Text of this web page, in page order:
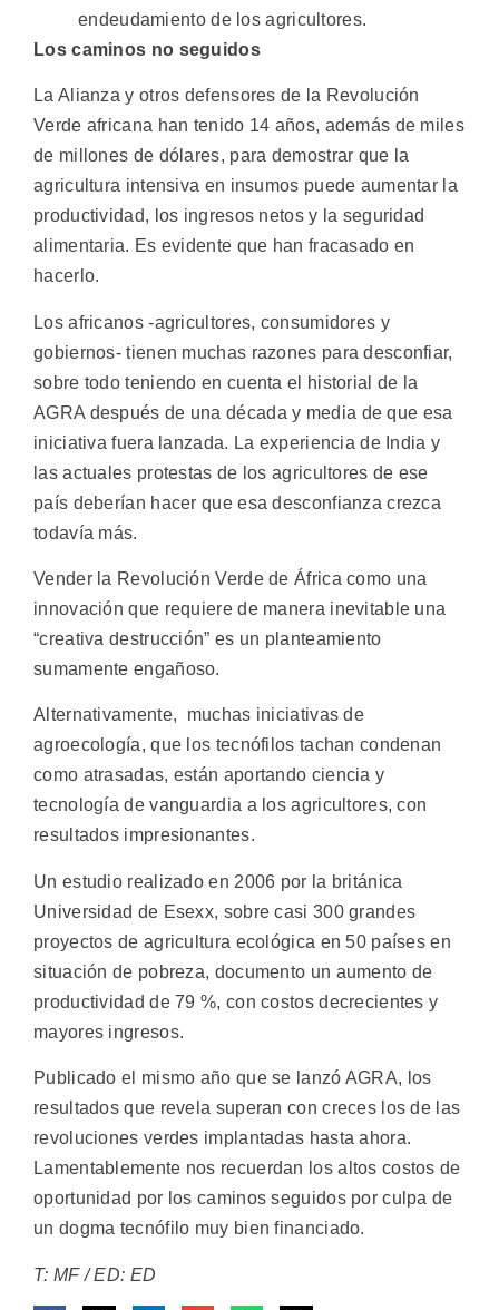
endeudamiento de los agricultores.
Los caminos no seguidos
La Alianza y otros defensores de la Revolución
Verde africana han tenido 14 años, además de miles
de millones de dólares, para demostrar que la
agricultura intensiva en insumos puede aumentar la
productividad, los ingresos netos y la seguridad
alimentaria. Es evidente que han fracasado en
hacerlo.
Los africanos -agricultores, consumidores y
gobiernos- tienen muchas razones para desconfiar,
sobre todo teniendo en cuenta el historial de la
AGRA después de una década y media de que esa
iniciativa fuera lanzada. La experiencia de India y
las actuales protestas de los agricultores de ese
país deberían hacer que esa desconfianza crezca
todavía más.
Vender la Revolución Verde de África como una
innovación que requiere de manera inevitable una
“creativa destrucción” es un planteamiento
sumamente engañoso.
Alternativamente, muchas iniciativas de
agroecología, que los tecnófilos tachan condenan
como atrasadas, están aportando ciencia y
tecnología de vanguardia a los agricultores, con
resultados impresionantes.
Un estudio realizado en 2006 por la británica
Universidad de Esexx, sobre casi 300 grandes
proyectos de agricultura ecológica en 50 países en
situación de pobreza, documento un aumento de
productividad de 79 %, con costos decrecientes y
mayores ingresos.
Publicado el mismo año que se lanzó AGRA, los
resultados que revela superan con creces los de las
revoluciones verdes implantadas hasta ahora.
Lamentablemente nos recuerdan los altos costos de
oportunidad por los caminos seguidos por culpa de
un dogma tecnófilo muy bien financiado.
T: MF / ED: ED